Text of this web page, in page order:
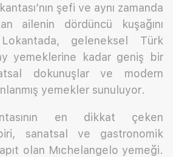
şefi ve aynı zamanda
ailenin dördüncü kuşağını
geleneksel Türk
yemeklerine kadar geniş bir
dokunuşlar ve modern
yemekler sunuluyor.
en dikkat çeken
sanatsal ve gastronomik
olan Mıchelangelo yemeği.